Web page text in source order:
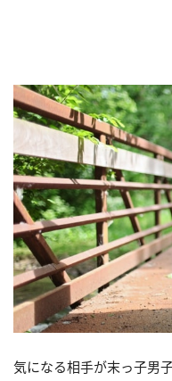
気になる相手が末っ子男